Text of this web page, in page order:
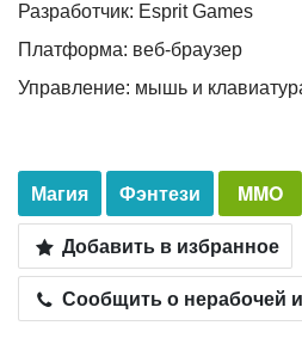
Разработчик: Esprit Games
Платформа: веб-браузер
Управление: мышь и
Магия Фэнтези
MMO
Добавить в избранное
Сообщить о нерабочей